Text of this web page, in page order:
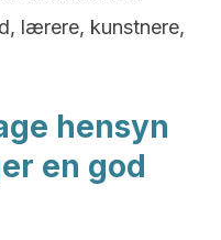
lærere, kunstnere,
hensyn
en god